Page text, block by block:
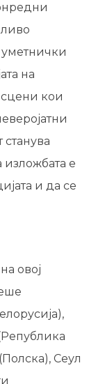
уметнички
на
кои
изложбата е
и да се
овој
Сеул